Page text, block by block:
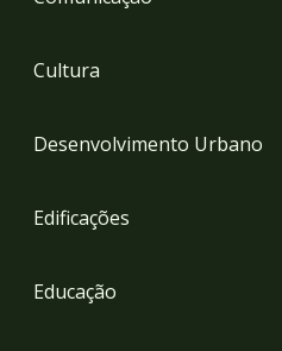
Cultura
Desenvolvimento Urbano
Edificações
Educação